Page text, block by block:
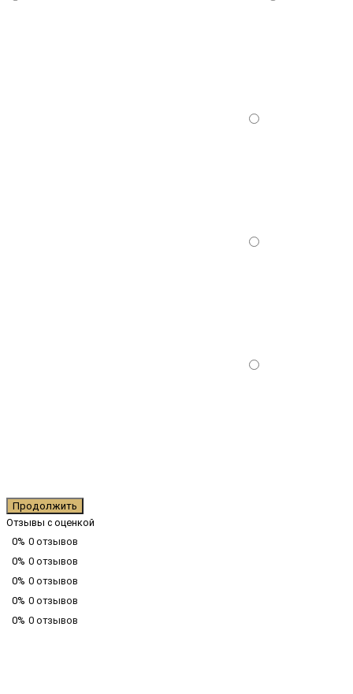
Продолжить
Отзывы с оценкой
0% 0 отзывов
0% 0 отзывов
0% 0 отзывов
0% 0 отзывов
0% 0 отзывов